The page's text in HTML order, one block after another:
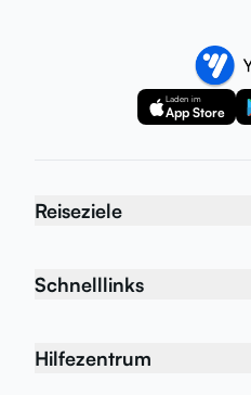
Laden im
App Store
Reiseziele
Schnelllinks
Hilfezentrum